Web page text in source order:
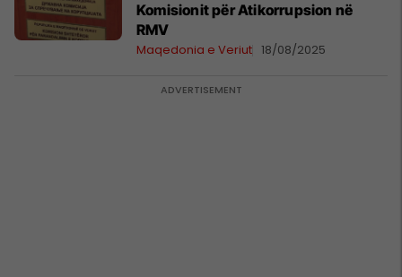
Komisionit për Atikorrupsion në
RMV
Maqedonia e Veriut 18/08/2025